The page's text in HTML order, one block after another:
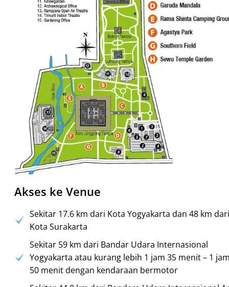
Akses ke Venue
Sekitar 17.6 km dari Kota Yogyakarta dan 48 km dari
Kota Surakarta
Sekitar 59 km dari Bandar Udara Internasional
Yogyakarta atau kurang lebih 1 jam 35 menit – 1
50 menit dengan kendaraan bermotor